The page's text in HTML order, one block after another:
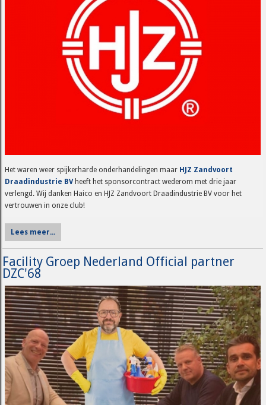
Het waren weer spijkerharde onderhandelingen maar HJZ Zandvoort
Draadindustrie BVheeft het sponsorcontract wederom met drie jaar
verlengd. Wij danken Haico en HJZ Zandvoort Draadindustrie BV voor het
vertrouwen in onze club!
Lees meer...
Facility Groep Nederland Official partner
DZC'68